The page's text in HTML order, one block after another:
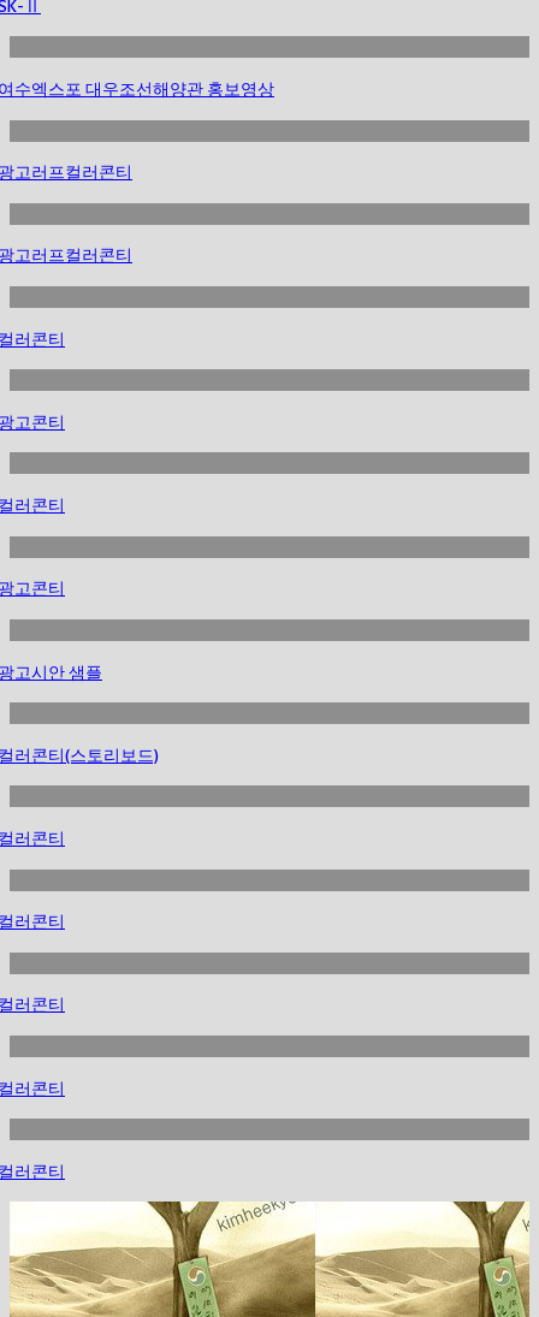
고콘티
Ⅱ
수엑스포 대우조선해양관 홍보영상
고러프컬러콘티
고러프컬러콘티
러콘티
고콘티
러콘티
고콘티
고시안 샘플
러콘티(스토리보드)
러콘티
러콘티
러콘티
러콘티